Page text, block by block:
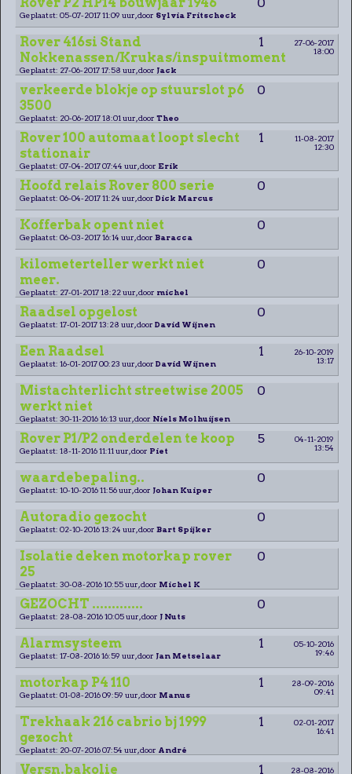
Geplaatst: 05-07-2017 11:09 uur, door Sylvia Fritscheck
Rover 416si Stand
Nokkenassen/Krukas/inspuitmoment
1
27-06-2017
18:00
Geplaatst: 27-06-2017 17:58 uur, door Jack
verkeerde blokje op stuurslot p6
3500
0
Geplaatst: 20-06-2017 18:01 uur, door Theo
Rover 100 automaat loopt slecht
stationair
1
11-08-2017
12:30
Geplaatst: 07-04-2017 07:44 uur, door Erik
Hoofd relais Rover 800 serie 0
Geplaatst: 06-04-2017 11:24 uur, door Dick Marcus
Kofferbak opent niet 0
Geplaatst: 06-03-2017 16:14 uur, door Baracca
kilometerteller werkt niet
meer.
0
Geplaatst: 27-01-2017 18:22 uur, door michel
Raadsel opgelost 0
Geplaatst: 17-01-2017 13:28 uur, door David Wijnen
Een Raadsel 1
26-10-2019
13:17
Geplaatst: 16-01-2017 00:23 uur, door David Wijnen
Mistachterlicht streetwise 2005
werkt niet
0
Geplaatst: 30-11-2016 16:13 uur, door Niels Molhuijsen
Rover P1/P2 onderdelen te koop 5
04-11-2019
13:54
Geplaatst: 18-11-2016 11:11 uur, door Piet
waardebepaling.. 0
Geplaatst: 10-10-2016 11:56 uur, door Johan Kuiper
Autoradio gezocht 0
Geplaatst: 02-10-2016 13:24 uur, door Bart Spijker
Isolatie deken motorkap rover
25
0
Geplaatst: 30-08-2016 10:55 uur, door Michel K
GEZOCHT ............. 0
Geplaatst: 28-08-2016 10:05 uur, door J Nuts
Alarmsysteem 1
05-10-2016
19:46
Geplaatst: 17-08-2016 16:59 uur, door Jan Metselaar
motorkap P4 110 1
28-09-2016
09:41
Geplaatst: 01-08-2016 09:59 uur, door Manus
Trekhaak 216 cabrio bj 1999
gezocht
1
02-01-2017
16:41
Geplaatst: 20-07-2016 07:54 uur, door André
Versn.bakolie 1
28-08-2016